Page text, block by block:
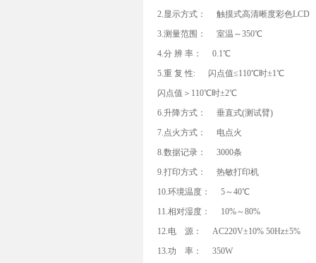
2.显示方式： 触摸式高清晰度彩色LCD
3.测量范围： 室温～350℃
4.分 辨 率： 0.1℃
5.重 复 性: 闪点值≤110℃时±1℃
闪点值＞110℃时±2℃
6.升降方式： 垂直式(测试臂)
7.点火方式： 电点火
8.数据记录： 3000条
9.打印方式： 热敏打印机
10.环境温度： 5～40℃
11.相对湿度： 10%～80%
12.电 源： AC220V±10% 50Hz±5%
13.功 率： 350W